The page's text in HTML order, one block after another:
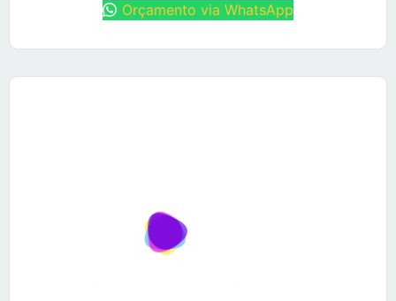
Orçamento via WhatsApp